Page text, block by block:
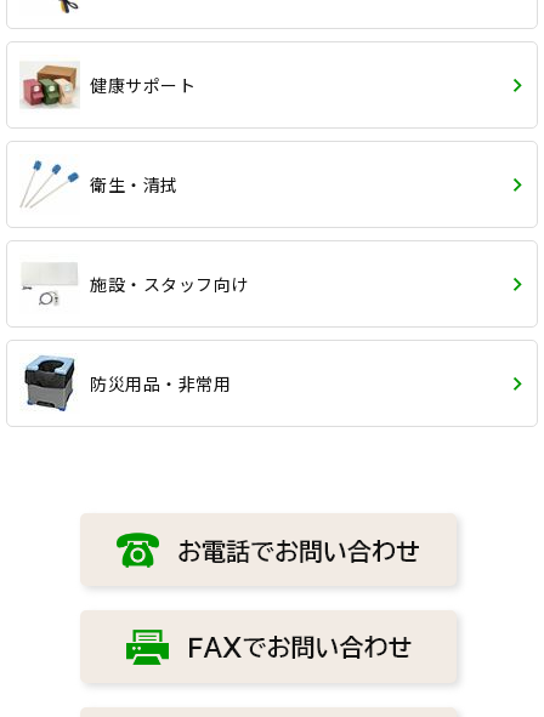
健康サポート
衛生・清拭
施設・スタッフ向け
防災用品・非常用